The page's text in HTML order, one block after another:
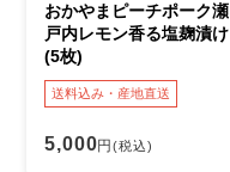
おかやまピーチポーク瀬
戸内レモン香る塩麹漬け
(5枚)
送料込み・産地直送
5,000円(税込)